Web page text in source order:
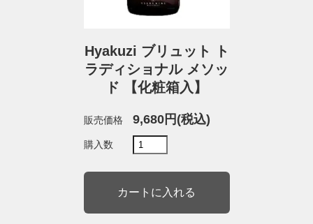
Hyakuzi ブリュット ト
ラディショナル メソッ
ド 【化粧箱入】
販売価格 9,680円(税込)
購入数